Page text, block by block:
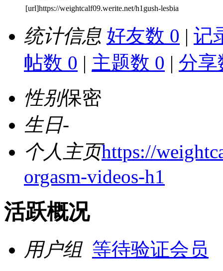
[url]https://weightcalf09.werite.net/h1gush-lesbia
统计信息 好友数 0 | 记
帖数 0 | 主题数 0 | 分享
性别保密
生日-
个人主页https://
orgasm-videos-h1
活跃概况
用户组 等待验证会员